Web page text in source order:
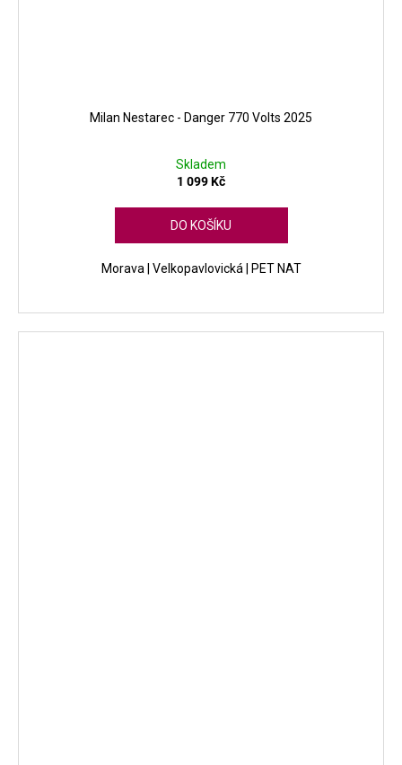
Milan Nestarec - Danger 770 Volts 2025
Skladem
1 099 Kč
DO KOŠÍKU
Morava | Velkopavlovická | PET NAT